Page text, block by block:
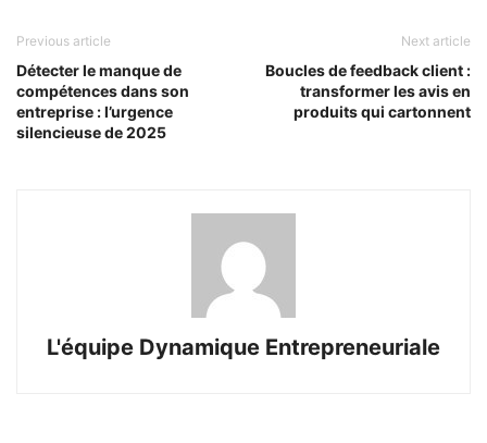
Previous article
Détecter le manque de
compétences dans son
entreprise : l’urgence
silencieuse de 2025
Next article
Boucles de feedback client :
transformer les avis en
produits qui cartonnent
L'équipe Dynamique Entrepreneuriale